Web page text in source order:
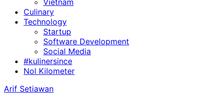
Vietnam
Culinary
Technology
Startup
Software Development
Social Media
#kulinersince
Nol Kilometer
Arif Setiawan